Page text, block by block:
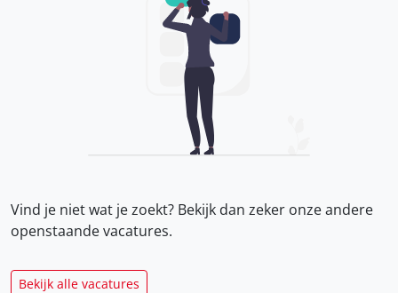
Vind je niet wat je zoekt? Bekijk dan zeker onzeandere
openstaande vacatures.
Bekijk alle vacatures